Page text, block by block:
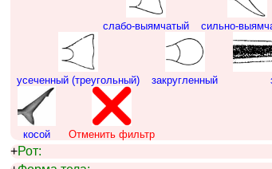
слабо-выямчатый сильно-
усеченный (треугольный) закругленный
косой Отменить фильтр
+Рот: